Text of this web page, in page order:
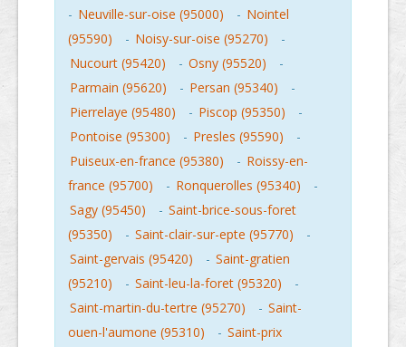
- Neuville-sur-oise (95000) - Nointel
(95590)
- Noisy-sur-oise (95270)
-
Nucourt (95420)
- Osny (95520)
-
Parmain (95620)
- Persan (95340)
-
Pierrelaye (95480)
- Piscop (95350)
-
Pontoise (95300)
- Presles (95590)
-
Puiseux-en-france (95380)
- Roissy-en-
france (95700)
- Ronquerolles (95340)
-
Sagy (95450)
- Saint-brice-sous-foret
(95350)
- Saint-clair-sur-epte (95770)
-
Saint-gervais (95420)
- Saint-gratien
(95210)
- Saint-leu-la-foret (95320)
-
Saint-martin-du-tertre (95270)
- Saint-
ouen-l'aumone (95310)
- Saint-prix